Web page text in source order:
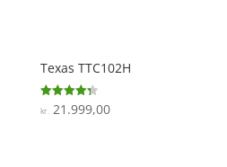
Texas TTC102H
Vurderet
4.3
kr. 21.999,00